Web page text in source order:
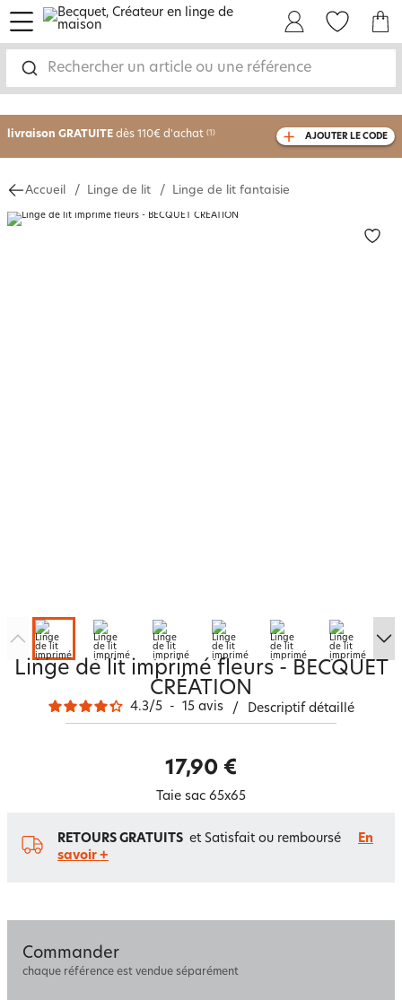
Rechercher un article ou une référence
menu
-30% sur votre commandedès 2 articles
achetés
AJOUTER LE CODE
Accueil Linge de lit Linge de lit fantaisie
Linge de lit imprimé fleurs - BECQUET
CRÉATION
4.3/5 - 15 avis / Descriptif détaillé
17,90 €
Taie sac 65x65
RETOURS GRATUITS et Satisfait ou remboursé
En
savoir +
Commander
chaque référence est vendue séparément